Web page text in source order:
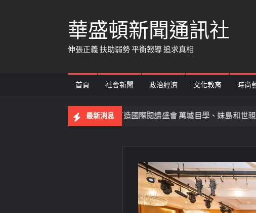
華盛頓新聞通訊社
伸張正義 扶助弱勢 平衡報導 追求真相
首頁 社會新聞 政治經濟 文化教育 時尚
最新消息
2026南國漫讀節打造國際閱讀盛會 萬城目學、妹島和世親臨屏東